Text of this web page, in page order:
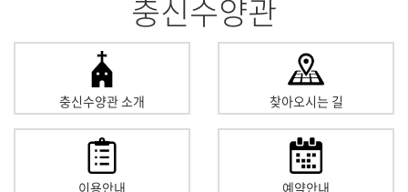
충신수양관
충신수양관 소개 찾아오시는 길
이용안내 예약안내